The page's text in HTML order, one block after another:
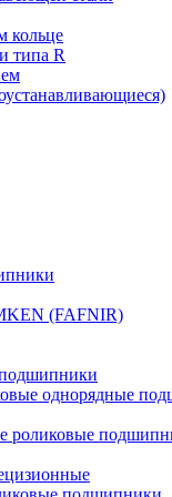
кольце
типа R
(FAFNIR)
однорядные
роликовые